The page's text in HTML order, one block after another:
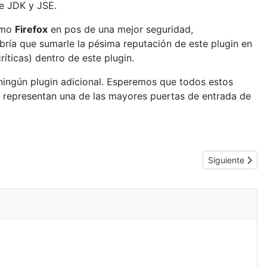
JDK y JSE.
Firefox en pos de una mejor seguridad,
que sumarle la pésima reputación de este plugin en
dentro de este plugin.
plugin adicional. Esperemos que todos estos
una de las mayores puertas de entrada de
Artículo
Siguiente